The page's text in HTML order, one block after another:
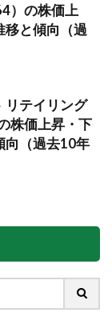
）の株価上
移と傾向（過
リテイリング
株価上昇・下
向（過去10年